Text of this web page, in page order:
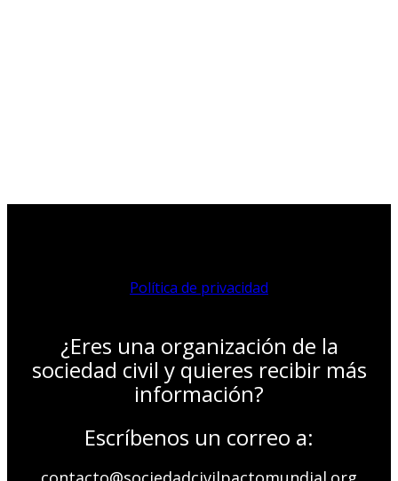
Política de privacidad
¿Eres una organización de la
sociedad civil y quieres recibir más
información?
Escríbenos un correo a: